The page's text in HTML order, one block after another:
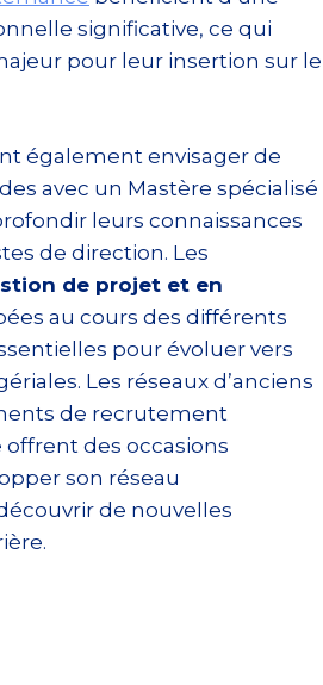
significative, ce qui
pour leur insertion sur le
également envisager de
avec un Mastère spécialisé
leurs connaissances
de direction. Les
de projet et en
au cours des différents
pour évoluer vers
Les réseaux d’anciens
de recrutement
offrent des occasions
son réseau
de nouvelles